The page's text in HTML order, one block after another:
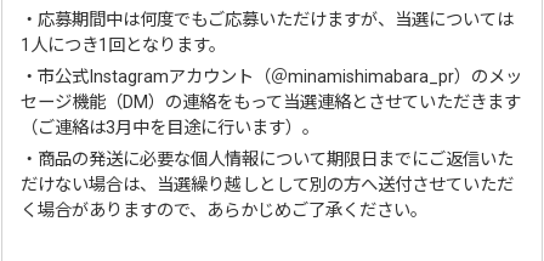
・応募期間中は何度でもご応募いただけますが、当選については
1人につき1回となります。
・市公式Instagramアカウント（＠minamishimabara_pr）のメッ
セージ機能（DM）の連絡をもって当選連絡とさせていただきます
（ご連絡は3月中を目途に行います）。
・商品の発送に必要な個人情報について期限日までにご返信いた
だけない場合は、当選繰り越しとして別の方へ送付させていただ
く場合がありますので、あらかじめご了承ください。